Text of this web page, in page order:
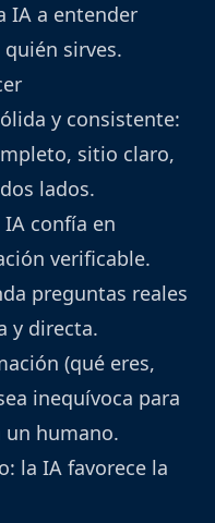
IA a entender
sirves.
y consistente:
sitio claro,
lados.
confía en
verificable.
preguntas reales
y directa.
(qué eres,
inequívoca para
un humano.
la IA favorece la